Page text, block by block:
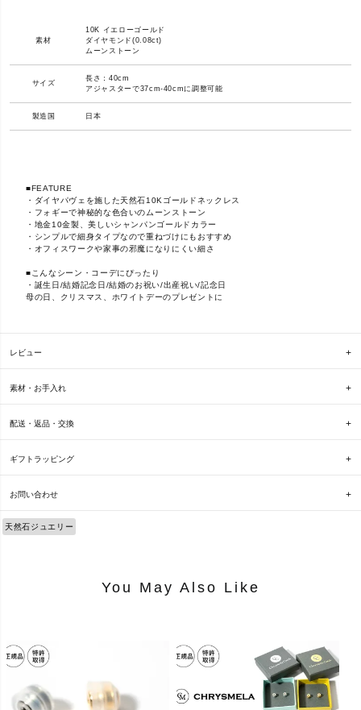
素材
10K イエローゴールド
ダイヤモンド(0.08ct)
ムーンストーン
サイズ
長さ：40cm
アジャスターで37cm-40cmに調整可能
製造国 日本
■FEATURE
・ダイヤパヴェを施した天然石10Kゴールドネックレス
・フォギーで神秘的な色合いのムーンストーン
・地金10金製、美しいシャンパンゴールドカラー
・シンプルで細身タイプなので重ねづけにもおすすめ
・オフィスワークや家事の邪魔になりにくい細さ
■こんなシーン・コーデにぴったり
・誕生日/結婚記念日/結婚のお祝い/出産祝い/記念日
母の日、クリスマス、ホワイトデーのプレゼントに
レビュー
素材・お手入れ
配送・返品・交換
ギフトラッピング
お問い合わせ
天然石ジュエリー
You May Also Like